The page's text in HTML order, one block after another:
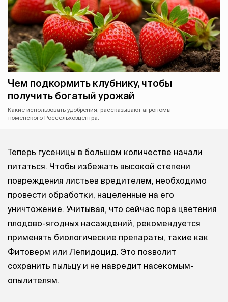
Чем подкормить клубнику, чтобы
получить богатый урожай
Какие использовать удобрения, рассказывают агрономы
тюменского Россельхозцентра.
Теперь гусеницы в большом количестве начали
питаться. Чтобы избежать высокой степени
повреждения листьев вредителем, необходимо
провести обработки, нацеленные на его
уничтожение. Учитывая, что сейчас пора цветения
плодово-ягодных насаждений, рекомендуется
применять биологические препараты, такие как
Фитоверм или Лепидоцид. Это позволит
сохранить пыльцу и не навредит насекомым-
опылителям.